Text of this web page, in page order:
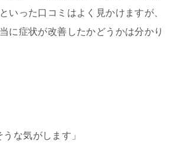
いった口コミはよく見かけますが、
に症状が改善したかどうかは分かり
うな気がします」